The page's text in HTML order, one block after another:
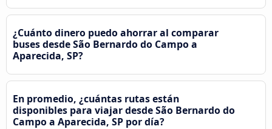
¿Cuánto dinero puedo ahorrar al comparar
buses desde São Bernardo do Campo a
Aparecida, SP?
En promedio, ¿cuántas rutas están
disponibles para viajar desde São Bernardo do
Campo a Aparecida, SP por día?